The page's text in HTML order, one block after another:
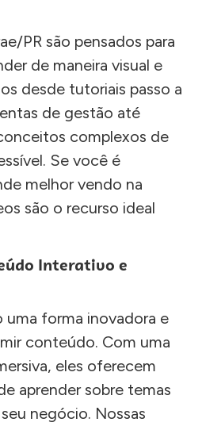
PR são pensados para
de maneira visual e
desde tutoriais passo a
de gestão até
complexos de
Se você é
melhor vendo na
são o recurso ideal
Interativo e
uma forma inovadora e
conteúdo. Com uma
eles oferecem
aprender sobre temas
negócio. Nossas